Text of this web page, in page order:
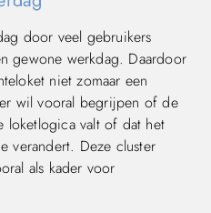
door veel gebruikers
gewone werkdag. Daardoor
niet zomaar een
wil vooral begrijpen of de
loketlogica valt of dat het
verandert. Deze cluster
als kader voor